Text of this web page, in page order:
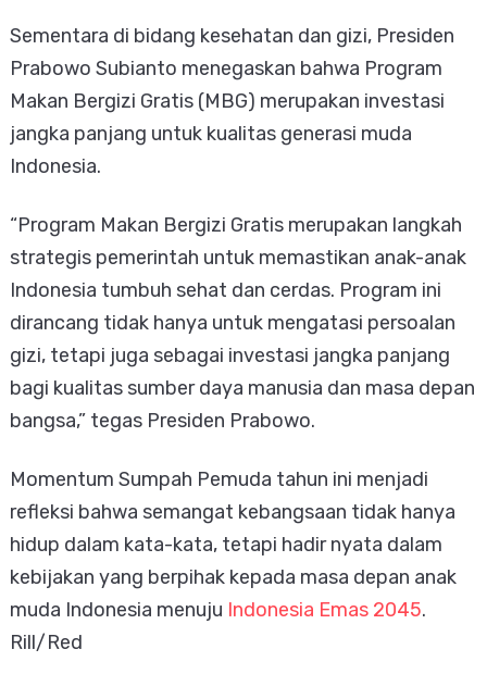
Sementara di bidang kesehatan dan gizi, Presiden
Prabowo Subianto menegaskan bahwa Program
Makan Bergizi Gratis (MBG) merupakan investasi
jangka panjang untuk kualitas generasi muda
Indonesia.
“Program Makan Bergizi Gratis merupakan langkah
strategis pemerintah untuk memastikan anak-anak
Indonesia tumbuh sehat dan cerdas. Program ini
dirancang tidak hanya untuk mengatasi persoalan
gizi, tetapi juga sebagai investasi jangka panjang
bagi kualitas sumber daya manusia dan masa depan
bangsa,” tegas Presiden Prabowo.
Momentum Sumpah Pemuda tahun ini menjadi
refleksi bahwa semangat kebangsaan tidak hanya
hidup dalam kata-kata, tetapi hadir nyata dalam
kebijakan yang berpihak kepada masa depan anak
muda Indonesia menuju Indonesia Emas 2045.
Rill/Red